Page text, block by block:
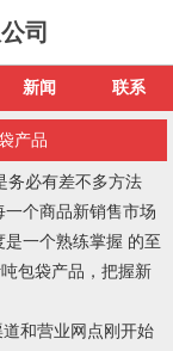
司
新闻 联系
产品
必有差不多方法
个商品新销售市场
一个熟练掌握 的至
包袋产品，把握新
和营业网点刚开始